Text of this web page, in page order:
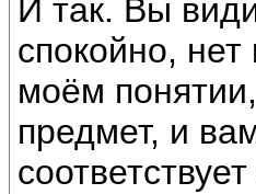
И так. Вы
спокойно,
моём
предмет, и